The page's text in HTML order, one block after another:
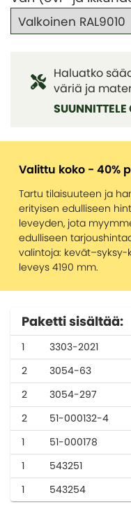
Yksinkertainen
elämää
Perinteinen,
KATEGORIAT
Tietoa
Inspiration ja vinkkejä
Rakenna
Valmistele
KATEGORIAT
Näin valitset oikean
Yksinkertainen
8 syytä hankkia
Tämän takia
investointi
Haluatko
väriä ja
Valittu koko - 40%
Tartu tilaisuuteen ja
erityisen edulliseen
leveyden, jota
edulliseen
valintoja:
leveys 4190 mm.